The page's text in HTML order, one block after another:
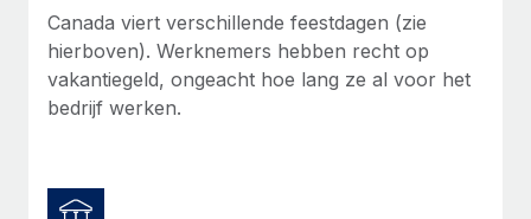
Hoe Phiture 55 werknemers in 19 landen
beheert met Remote
Phiture, een toonaangevende leider in de wereldwijde
mobiele groeiadviessector, zet zich sinds 2016...
Canada viert verschillende feestdagen (zie
hierboven). Werknemers hebben recht op
vakantiegeld, ongeacht hoe lang ze al voor het
bedrijf werken.